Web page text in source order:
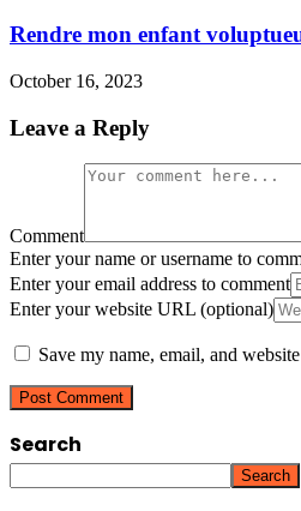
Rendre mon enfant
October 16, 2023
Leave a Reply
Comment
Enter your name or username to
Enter your email address to comment
Enter your website URL (optional)
Save my name, email, and
Search
Search